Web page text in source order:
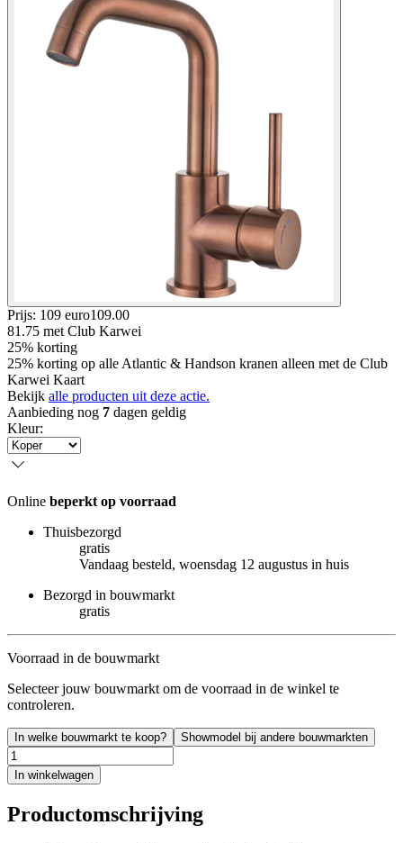
Prijs: 109 euro109.00
81.75 met Club Karwei
25% korting
25% korting op alle Atlantic & Handson kranen alleen met de Club
Karwei Kaart
Bekijk alle producten uit deze actie.
Aanbieding nog 7 dagen geldig
Kleur:
Online beperkt op voorraad
Thuisbezorgd
gratis
Vandaag besteld, woensdag 12 augustus in huis
Bezorgd in bouwmarkt
gratis
Voorraad in de bouwmarkt
Selecteer jouw bouwmarkt om de voorraad in de winkel te
controleren.
In welke bouwmarkt te koop? Showmodel bij andere bouwmarkten
In winkelwagen
Productomschrijving